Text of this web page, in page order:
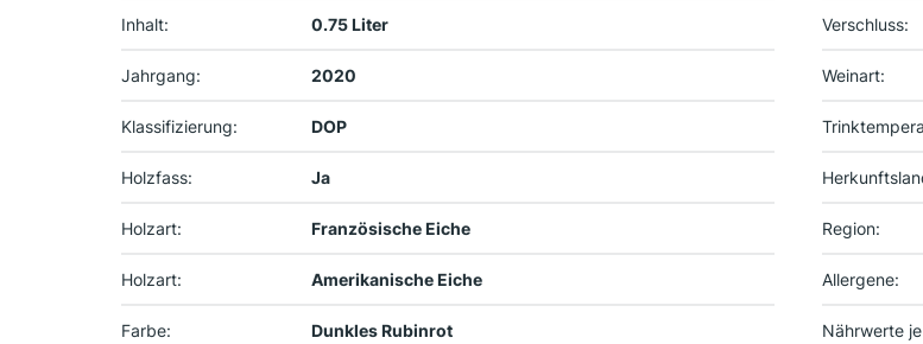
Inhalt: 0.75 Liter
Jahrgang: 2020
Klassifizierung: DOP
Holzfass: Ja
Holzart: Französische Eiche
Holzart: Amerikanische Eiche
Farbe: Dunkles Rubinrot
Verschluss:
Weinart:
Region:
Allergene:
Nährwerte